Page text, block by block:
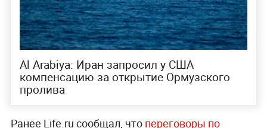
Al Arabiya: Иран запросил у США
компенсацию за открытие Ормузского
пролива
Ранее Life.ru сообщал, что переговоры по